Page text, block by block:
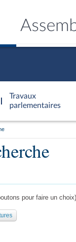
Travaux
parlementaires
pour faire un choix)